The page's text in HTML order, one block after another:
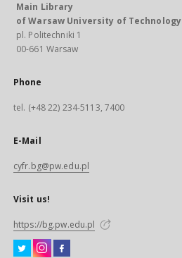
Main Library
of Warsaw University of Technology
pl. Politechniki 1
00-661 Warsaw
Phone
tel. (+48 22) 234-5113, 7400
E-Mail
cyfr.bg@pw.edu.pl
Visit us!
https://bg.pw.edu.pl